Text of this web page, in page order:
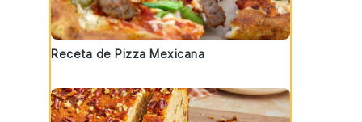
Receta de Pizza Mexicana